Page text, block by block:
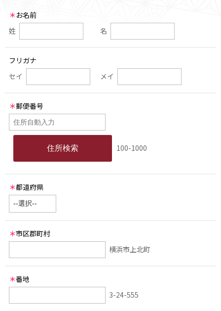
＊お名前
姓
名
フリガナ
セイ
メイ
＊郵便番号
100-1000
＊都道府県
＊市区郡町村
横浜市上北町
＊番地
3-24-555